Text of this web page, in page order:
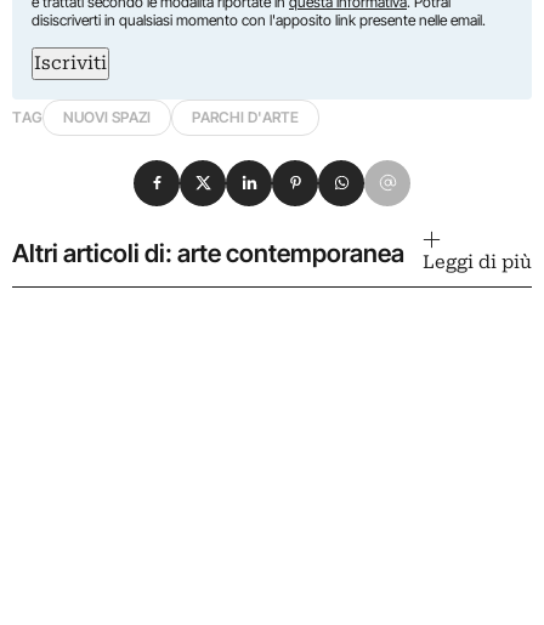
disiscriverti in qualsiasi momento con l'apposito link presente nelle email.
Iscriviti
TAG NUOVI SPAZI PARCHI D'ARTE
Condividi su Facebook
Condividi su X
Condividi su LinkedIn
Condividi su Pinterest
Condividi su WhatsApp
Condividi su Email
Altri articoli di: arte contemporanea Leggi di più